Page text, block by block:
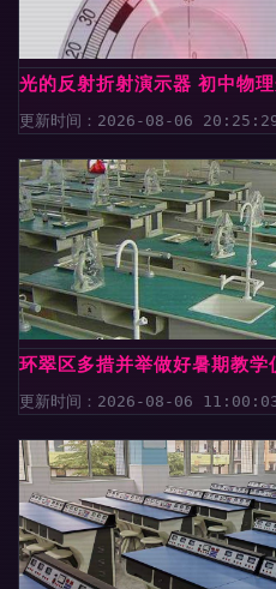
光的反射折射演示器 初中物
更新时间：2026-08-06
环翠区多措并举做好暑期教学
更新时间：2026-08-06